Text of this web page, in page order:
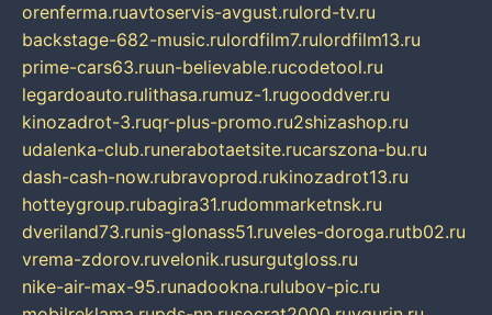
orenferma.ruavtoservis-avgust.rulord-tv.ru
backstage-682-music.rulordfilm7.rulordfilm13.ru
prime-cars63.ruun-believable.rucodetool.ru
legardoauto.rulithasa.rumuz-1.rugooddver.ru
kinozadrot-3.ruqr-plus-promo.ru2shizashop.ru
udalenka-club.runerabotaetsite.rucarszona-bu.ru
dash-cash-now.rubravoprod.rukinozadrot13.ru
hotteygroup.rubagira31.rudommarketnsk.ru
dveriland73.runis-glonass51.ruveles-doroga.rutb02.ru
vrema-zdorov.ruvelonik.rusurgutgloss.ru
nike-air-max-95.runadookna.rulubov-pic.ru